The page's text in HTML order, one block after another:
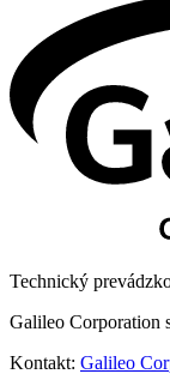
Technický
Galileo Corporation
Kontakt: Galileo